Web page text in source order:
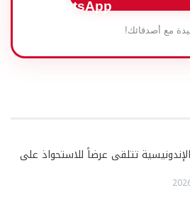
مع أصدقائك!
الإندونيسية تتلقى عرضاً للاستحواذ على